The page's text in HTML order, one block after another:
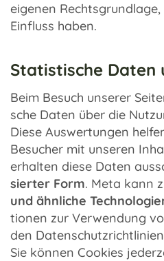
eige­nen
Einfluss haben.
Statistische Daten
Beim Besuch unse­rer
sche Daten über die
Diese Auswer­tun­gen
Besu­cher mit unse­ren
erhal­ten diese Daten
sier­ter Form. Meta kann
und ähnli­che
tio­nen zur Verwen­dung
den
Sie können Cookies